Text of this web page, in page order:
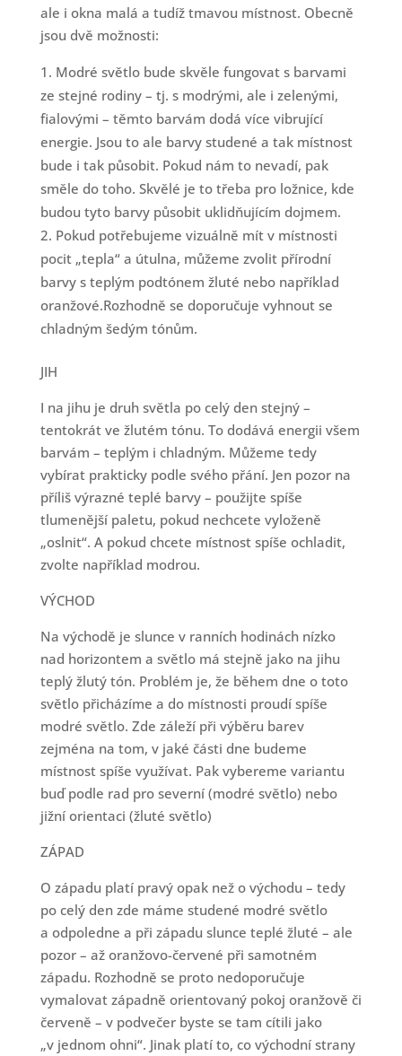
ale i okna malá a tudíž tmavou místnost. Obecně
jsou dvě možnosti:
Modré světlo bude skvěle fungovat s barvami
ze stejné rodiny – tj. s modrými, ale i zelenými,
fialovými – těmto barvám dodá více vibrující
energie. Jsou to ale barvy studené a tak místnost
bude i tak působit. Pokud nám to nevadí, pak
směle do toho. Skvělé je to třeba pro ložnice, kde
budou tyto barvy působit uklidňujícím dojmem.
Pokud potřebujeme vizuálně mít v místnosti
pocit „tepla“ a útulna, můžeme zvolit přírodní
barvy s teplým podtónem žluté nebo například
oranžové.Rozhodně se doporučuje vyhnout se
chladným šedým tónům.
JIH
I na jihu je druh světla po celý den stejný –
tentokrát ve žlutém tónu. To dodává energii všem
barvám – teplým i chladným. Můžeme tedy
vybírat prakticky podle svého přání. Jen pozor na
příliš výrazné teplé barvy – použijte spíše
tlumenější paletu, pokud nechcete vyloženě
„oslnit“. A pokud chcete místnost spíše ochladit,
zvolte například modrou.
VÝCHOD
Na východě je slunce v ranních hodinách nízko
nad horizontem a světlo má stejně jako na jihu
teplý žlutý tón. Problém je, že během dne o toto
světlo přicházíme a do místnosti proudí spíše
modré světlo. Zde záleží při výběru barev
zejména na tom, v jaké části dne budeme
místnost spíše využívat. Pak vybereme variantu
buď podle rad pro severní (modré světlo) nebo
jižní orientaci (žluté světlo)
ZÁPAD
O západu platí pravý opak než o východu – tedy
po celý den zde máme studené modré světlo
a odpoledne a při západu slunce teplé žluté – ale
pozor – až oranžovo-červené při samotném
západu. Rozhodně se proto nedoporučuje
vymalovat západně orientovaný pokoj oranžově či
červeně – v podvečer byste se tam cítili jako
„v jednom ohni“. Jinak platí to, co východní strany